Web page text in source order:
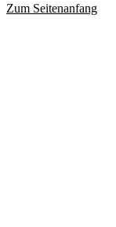
Zum Seitenanfang